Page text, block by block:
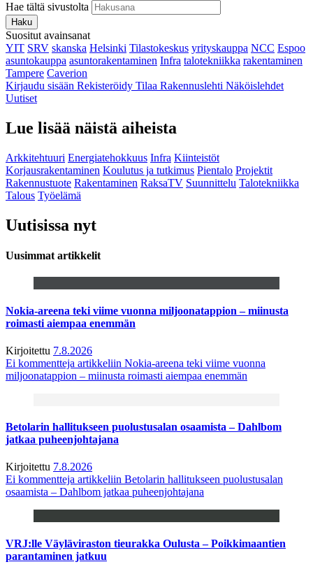
Hae tältä sivustolta
Haku
Suositut avainsanat
YIT SRV skanska Helsinki Tilastokeskus yrityskauppa NCC Espoo
asuntokauppa asuntorakentaminen Infra talotekniikka rakentaminen
Tampere Caverion
Kirjaudu sisään Rekisteröidy Tilaa Rakennuslehti Näköislehdet
Uutiset
Lue lisää näistä aiheista
Arkkitehtuuri Energiatehokkuus Infra Kiinteistöt
Korjausrakentaminen Koulutus ja tutkimus Pientalo Projektit
Rakennustuote Rakentaminen RaksaTV Suunnittelu Talotekniikka
Talous Työelämä
Uutisissa nyt
Uusimmat artikkelit
Nokia-areena teki viime vuonna miljoonatappion – miinusta
roimasti aiempaa enemmän
Kirjoitettu 7.8.2026
Ei kommentteja artikkeliin Nokia-areena teki viime vuonna
miljoonatappion – miinusta roimasti aiempaa enemmän
Betolarin hallitukseen puolustusalan osaamista – Dahlbom
jatkaa puheenjohtajana
Kirjoitettu 7.8.2026
Ei kommentteja artikkeliin Betolarin hallitukseen puolustusalan
osaamista – Dahlbom jatkaa puheenjohtajana
VRJ:lle Väyläviraston tieurakka Oulusta – Poikkimaantien
parantaminen jatkuu